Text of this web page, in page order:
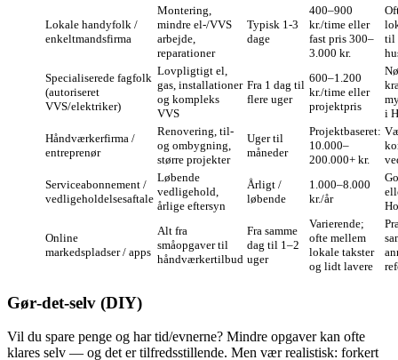
Lokale handyfolk /
enkeltmandsfirma
Montering,
mindre el‑/VVS
arbejde,
reparationer
Typisk 1‑3
dage
400–900
kr./time eller
fast pris 300–
3.000 kr.
til
Specialiserede fagfolk
(autoriseret
VVS/elektriker)
Lovpligtigt el,
gas, installationer
og kompleks
VVS
Fra 1 dag til
flere uger
600–1.200
kr./time eller
projektpris
i
Håndværkerfirma /
entreprenør
Renovering, til-
og ombygning,
større projekter
Uger til
måneder
Projektbaseret:
10.000–
200.000+ kr.
Serviceabonnement /
vedligeholdelsesaftale
Løbende
vedligehold,
årlige eftersyn
Årligt /
løbende
1.000–8.000
kr./år
Online
markedspladser / apps
Alt fra
småopgaver til
håndværkertilbud
Fra samme
dag til 1–2
uger
Varierende;
ofte mellem
lokale takster
og lidt lavere
Gør‑det‑selv (DIY)
Vil du spare penge og har tid/evnerne? Mindre opgaver kan ofte
klares selv — og det er tilfredsstillende. Men vær realistisk: forkert